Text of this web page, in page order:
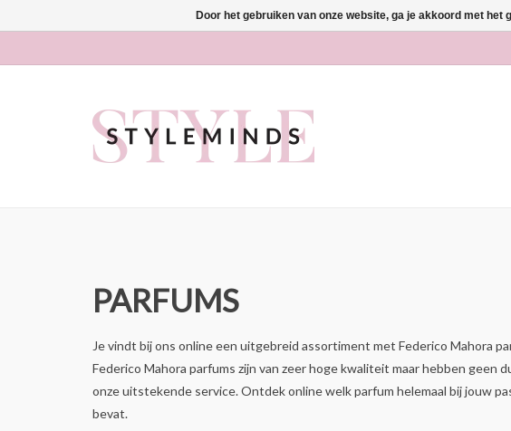
PARFUMS
Je vindt bij ons online een uitgebreid assortiment met Federico Mahora
Federico Mahora parfums zijn van zeer hoge kwaliteit maar hebben
onze uitstekende service. Ontdek online welk parfum helemaal bij jouw
bevat.
Door het gebruiken van onze website, ga je akkoord met